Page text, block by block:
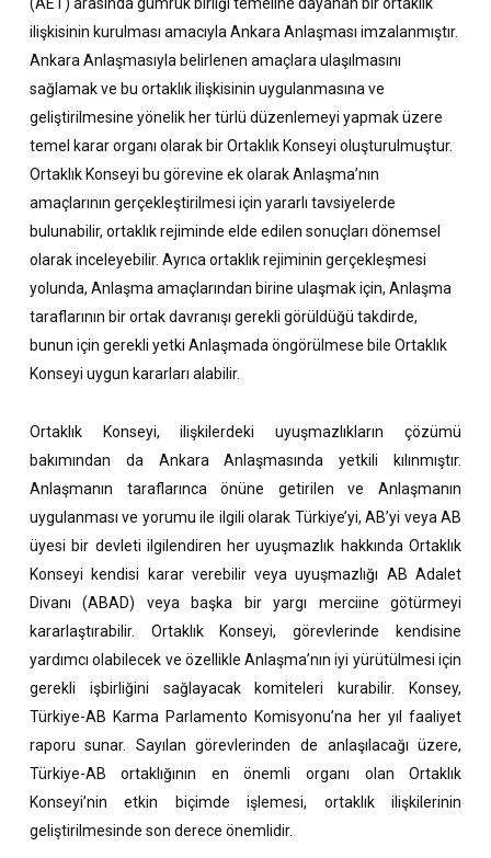
ilişkisinin kurulması amacıyla Ankara Anlaşması imzalanmıştır.
Ankara Anlaşmasıyla belirlenen amaçlara ulaşılmasını
sağlamak ve bu ortaklık ilişkisinin uygulanmasına ve
geliştirilmesine yönelik her türlü düzenlemeyi yapmak üzere
temel karar organı olarak bir Ortaklık Konseyi oluşturulmuştur.
Ortaklık Konseyi bu görevine ek olarak Anlaşma’nın
amaçlarının gerçekleştirilmesi için yararlı tavsiyelerde
bulunabilir, ortaklık rejiminde elde edilen sonuçları dönemsel
olarak inceleyebilir. Ayrıca ortaklık rejiminin gerçekleşmesi
yolunda, Anlaşma amaçlarından birine ulaşmak için, Anlaşma
taraflarının bir ortak davranışı gerekli görüldüğü takdirde,
bunun için gerekli yetki Anlaşmada öngörülmese bile Ortaklık
Konseyi uygun kararları alabilir.
Ortaklık Konseyi, ilişkilerdeki uyuşmazlıkların çözümü
bakımından da Ankara Anlaşmasında yetkili kılınmıştır.
Anlaşmanın taraflarınca önüne getirilen ve Anlaşmanın
uygulanması ve yorumu ile ilgili olarak Türkiye’yi, AB’yi veya AB
üyesi bir devleti ilgilendiren her uyuşmazlık hakkında Ortaklık
Konseyi kendisi karar verebilir veya uyuşmazlığı AB Adalet
Divanı (ABAD) veya başka bir yargı merciine götürmeyi
kararlaştırabilir. Ortaklık Konseyi, görevlerinde kendisine
yardımcı olabilecek ve özellikle Anlaşma’nın iyi yürütülmesi için
gerekli işbirliğini sağlayacak komiteleri kurabilir. Konsey,
Türkiye-AB Karma Parlamento Komisyonu’na her yıl faaliyet
raporu sunar. Sayılan görevlerinden de anlaşılacağı üzere,
Türkiye-AB ortaklığının en önemli organı olan Ortaklık
Konseyi’nin etkin biçimde işlemesi, ortaklık ilişkilerinin
geliştirilmesinde son derece önemlidir.